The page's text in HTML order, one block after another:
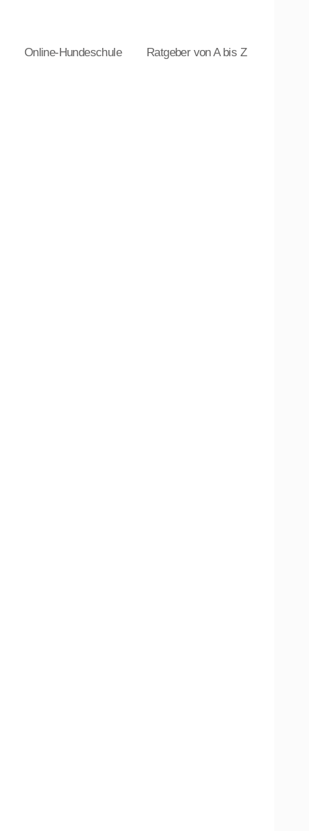
Online-Hundeschule Ratgeber von A bis Z